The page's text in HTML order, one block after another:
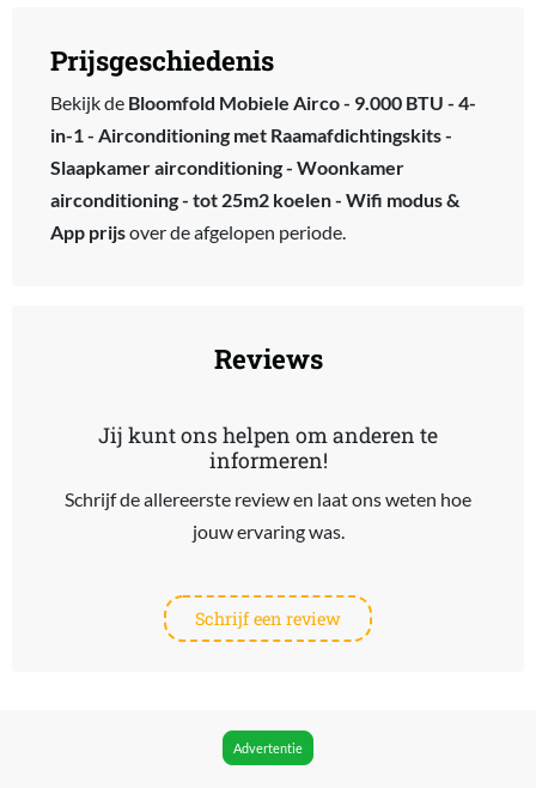
Prijsgeschiedenis
Bekijk de Bloomfold Mobiele Airco - 9.000 BTU - 4-
in-1 - Airconditioning met Raamafdichtingskits -
Slaapkamer airconditioning - Woonkamer
airconditioning - tot 25m2 koelen - Wifi modus &
App prijsover de afgelopen periode.
Reviews
Jij kunt ons helpen om anderen te
informeren!
Schrijf de allereerste review en laat ons weten hoe
jouw ervaring was.
Schrijf een review
Advertentie